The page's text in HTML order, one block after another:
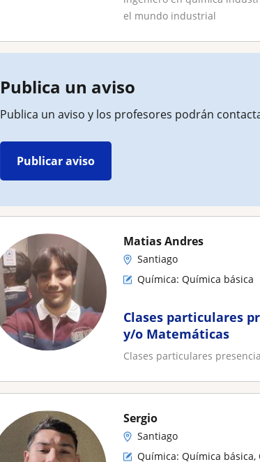
el mundo industrial
Publica un aviso
Publica un aviso y los profesores podrán
Publicar aviso
Matias Andres
Santiago
Química: Química básica
Clases particulares
y/o Matemáticas
Clases particulares
Sergio
Santiago
Química: Química básica,